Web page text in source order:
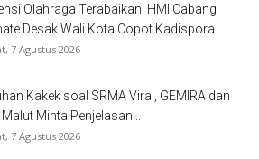
Olahraga Terabaikan: HMI Cabang
Desak Wali Kota Copot Kadispora
7 Agustus 2026
Kakek soal SRMA Viral, GEMIRA dan
Malut Minta Penjelasan...
7 Agustus 2026